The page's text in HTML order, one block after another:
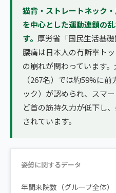
猫背・ストレートネック
を中心とした運動連鎖の
す。 厚労省「国民生活基
腰痛は日本人の有訴率ト
の崩れが関わっています
（267名）では約59%に
ック）が認められ、スマ
ど首の筋持久力が低下し
されています。
姿勢に関するデータ
年間来院数（グループ全体）